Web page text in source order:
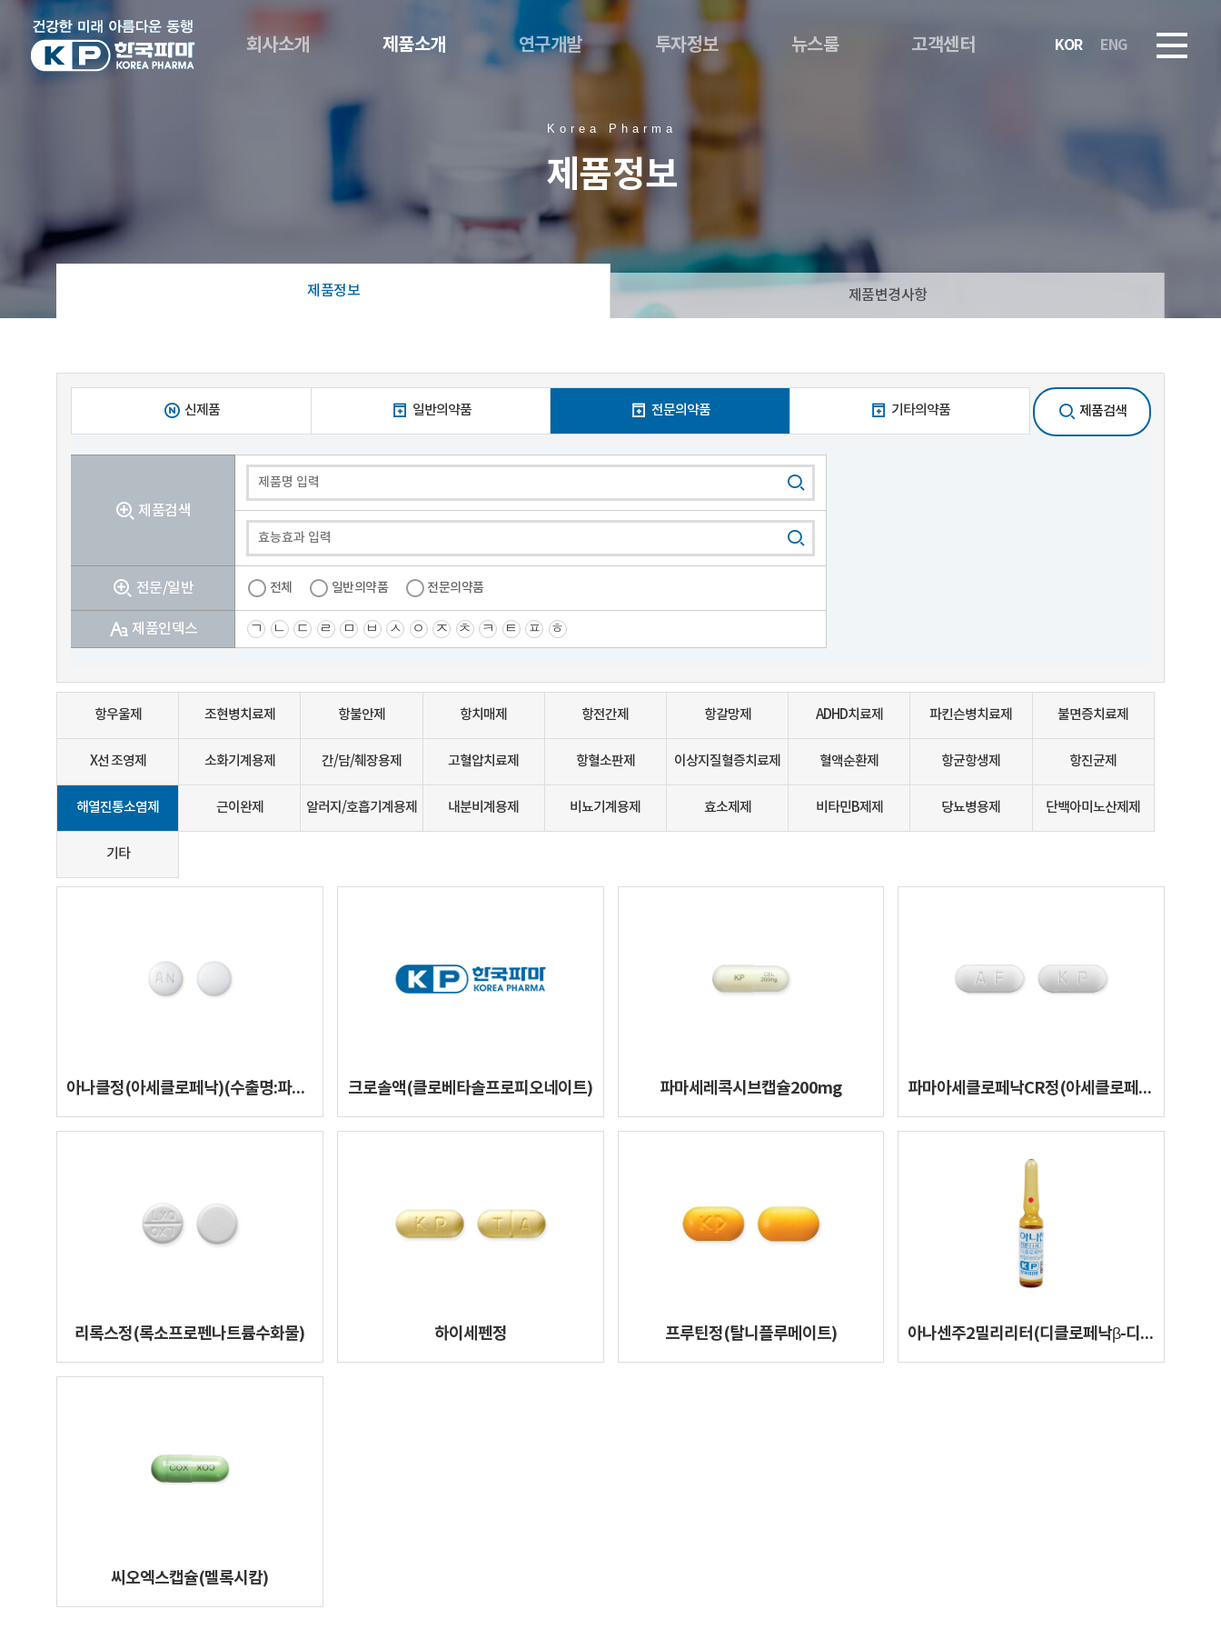
회사소개 제품소개 연구개발 투자정보 뉴스룸 고객센터 KOR ENG
Korea Pharma
제품정보
제품정보 제품변경사항
신제품 일반의약품 전문의약품 기타의약품 제품검색
제품검색
전문/일반 전체 일반의약품 전문의약품
제품인덱스 ㄱ ㄴ ㄷ ㄹ ㅁ ㅂ ㅅ ㅇ ㅈ ㅊ ㅋ ㅌ ㅍ ㅎ
항우울제 조현병치료제 항불안제 항치매제 항전간제 항갈망제 ADHD치료제 파킨슨병치료제 불면증치료제
X선 조영제 소화기계용제 간/담/췌장용제 고혈압치료제 항혈소판제 이상지질혈증치료제 혈액순환제 항균항생제 항진균제
해열진통소염제 근이완제 알러지/호흡기계용제 내분비계용제 비뇨기계용제 효소제제 비타민B제제 당뇨병용제 단백아미노산제제
기타
아나클정(아세클로페낙)(수출명:파나정정) 크로솔액(클로베타솔프로피오네이트) 파마세레콕시브캡슐200mg 파마아세클로페낙CR정(아세클로페낙)
리록스정(록소프로펜나트륨수화물) 하이세펜정 프루틴정(탈니플루메이트) 아나센주2밀리리터(디클로페낙β-디메틸아미노에탄올)
씨오엑스캡슐(멜록시캄)